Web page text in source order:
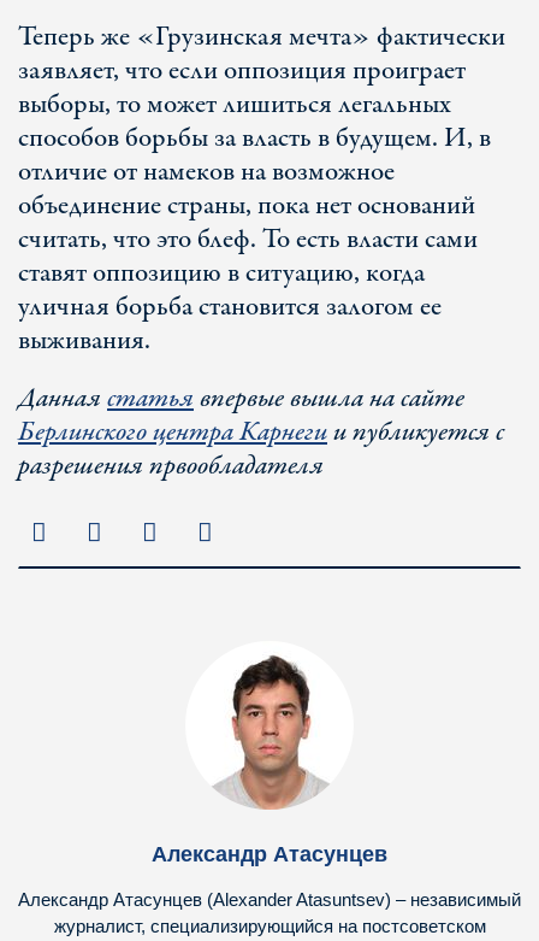
Теперь же «Грузинская мечта» фактически
заявляет, что если оппозиция проиграет
выборы, то может лишиться легальных
способов борьбы за власть в будущем. И, в
отличие от намеков на возможное
объединение страны, пока нет оснований
считать, что это блеф. То есть власти сами
ставят оппозицию в ситуацию, когда
уличная борьба становится залогом ее
выживания.
Даннаястатьявпервые вышла на сайте
Берлинского центра Карнегии публикуется с
разрешения првообладателя
Александр Атасунцев
Александр Атасунцев (Alexander Atasuntsev) – независимый
журналист, специализирующийся на постсоветском